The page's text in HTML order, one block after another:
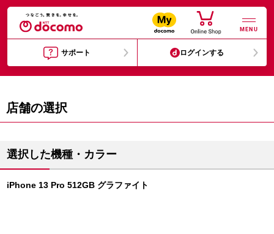
MENU
サポート ログインする
店舗の選択
選択した機種・カラー
iPhone 13 Pro 512GB グラファイト